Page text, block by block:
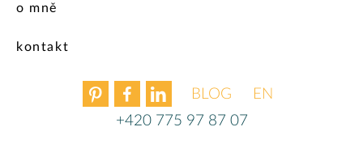
BLOGENGLISH
+420 775 97 87 07
o mně
kontakt